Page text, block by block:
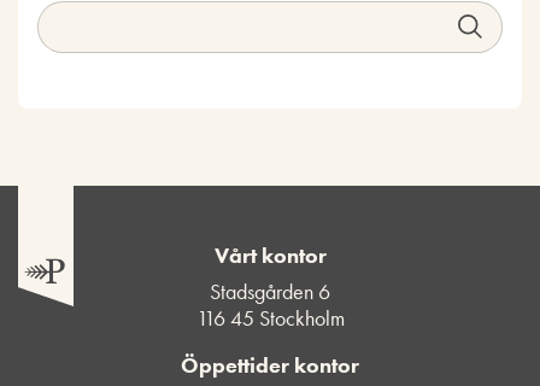
Vårt kontor
Stadsgården 6
116 45 Stockholm
Öppettider kontor